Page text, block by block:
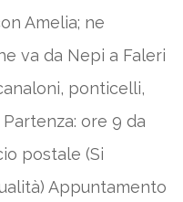
Amelia; ne
va da Nepi a Faleri
ponticelli,
ore 9 da
postale (Si
Appuntamento